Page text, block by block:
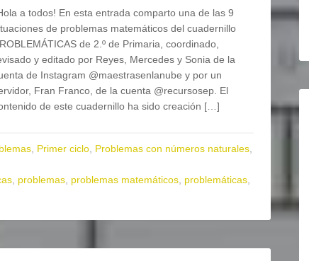
a todos! En esta entrada comparto una de las 9
de problemas matemáticos del cuadernillo
de 2.º de Primaria, coordinado,
y editado por Reyes, Mercedes y Sonia de la
de Instagram @maestrasenlanube y por un
Fran Franco, de la cuenta @recursosep. El
de este cuadernillo ha sido creación […]
Primer ciclo Problemas con números naturales
problemas problemas matemáticos problemáticas